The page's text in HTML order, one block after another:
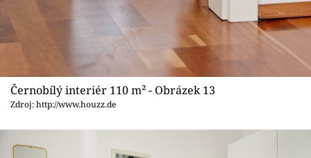
Černobílý interiér 110 m² - Obrázek 13
Zdroj: http://www.houzz.de